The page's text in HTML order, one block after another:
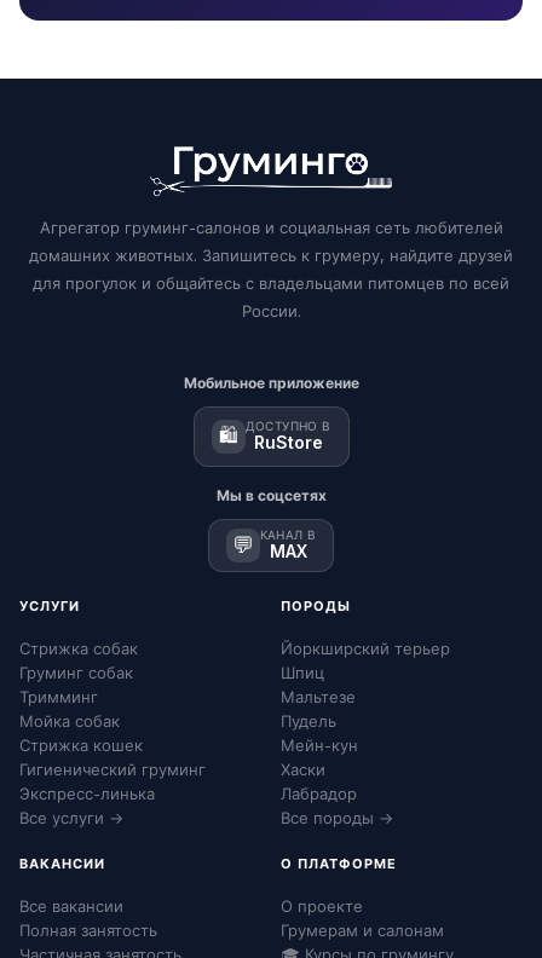
Агрегатор груминг-салонов и социальная сеть любителей
домашних животных. Запишитесь к грумеру, найдите друзей
для прогулок и общайтесь с владельцами питомцев по всей
России.
Мобильное приложение
🛍️ ДОСТУПНО В
RuStore
Мы в соцсетях
💬 КАНАЛ В
MAX
УСЛУГИ
Стрижка собак
Груминг собак
Тримминг
Мойка собак
Стрижка кошек
Гигиенический груминг
Экспресс-линька
Все услуги →
ПОРОДЫ
Йоркширский терьер
Шпиц
Мальтезе
Пудель
Мейн-кун
Хаски
Лабрадор
Все породы →
ВАКАНСИИ
Все вакансии
Полная занятость
Частичная занятость
О ПЛАТФОРМЕ
О проекте
Грумерам и салонам
🎓 Курсы по грумингу